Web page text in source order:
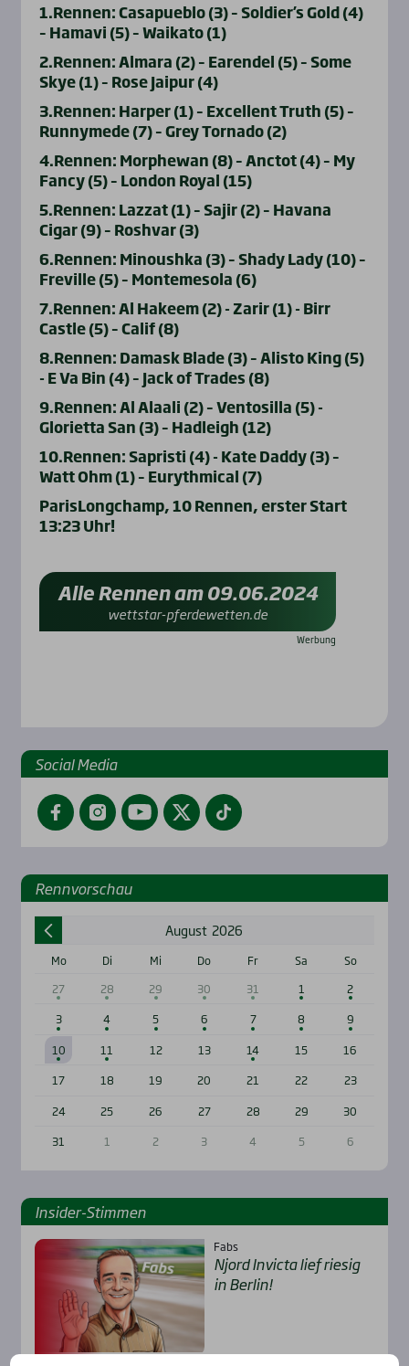
1.Rennen: Casapueblo (3) – Soldier’s Gold (4)
– Hamavi (5) – Waikato (1)
2.Rennen: Almara (2) – Earendel (5) – Some
Skye (1) – Rose Jaipur (4)
3.Rennen: Harper (1) – Excellent Truth (5) –
Runnymede (7) – Grey Tornado (2)
4.Rennen: Morphewan (8) – Anctot (4) – My
Fancy (5) – London Royal (15)
5.Rennen: Lazzat (1) – Sajir (2) – Havana
Cigar (9) – Roshvar (3)
6.Rennen: Minoushka (3) – Shady Lady (10) –
Freville (5) – Montemesola (6)
7.Rennen: Al Hakeem (2) - Zarir (1) - Birr
Castle (5) – Calif (8)
8.Rennen: Damask Blade (3) – Alisto King (5)
- E Va Bin (4) – Jack of Trades (8)
9.Rennen: Al Alaali (2) – Ventosilla (5) -
Glorietta San (3) – Hadleigh (12)
10.Rennen: Sapristi (4) - Kate Daddy (3) –
Watt Ohm (1) – Eurythmical (7)
ParisLongchamp, 10 Rennen, erster Start
13:23 Uhr!
Alle Rennen am 09.06.2024
wettstar-pferdewetten.de
Social Media
FacebookInstagramYouTubeTwitterTikTok
Renn­vor­schau
August 2026
Mo Di Mi Do Fr Sa
So
27
28 29 30 31 1
2
3
4 5 6 7 8
9
10
11 12 13 14 15
16
17
18 19 20 21 22
23
24
25 26 27 28 29
30
31
1 2 3 4 5 6
Insi­der-Stim­men
Fabs
Njord Invic­ta lief rie­sig
in Ber­lin!